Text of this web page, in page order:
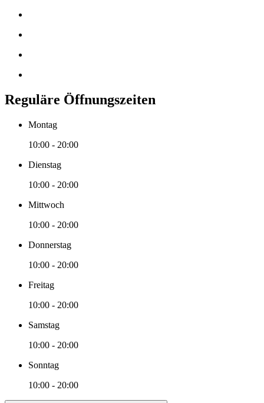
Reguläre Öffnungszeiten
Montag
10:00 - 20:00
Dienstag
10:00 - 20:00
Mittwoch
10:00 - 20:00
Donnerstag
10:00 - 20:00
Freitag
10:00 - 20:00
Samstag
10:00 - 20:00
Sonntag
10:00 - 20:00